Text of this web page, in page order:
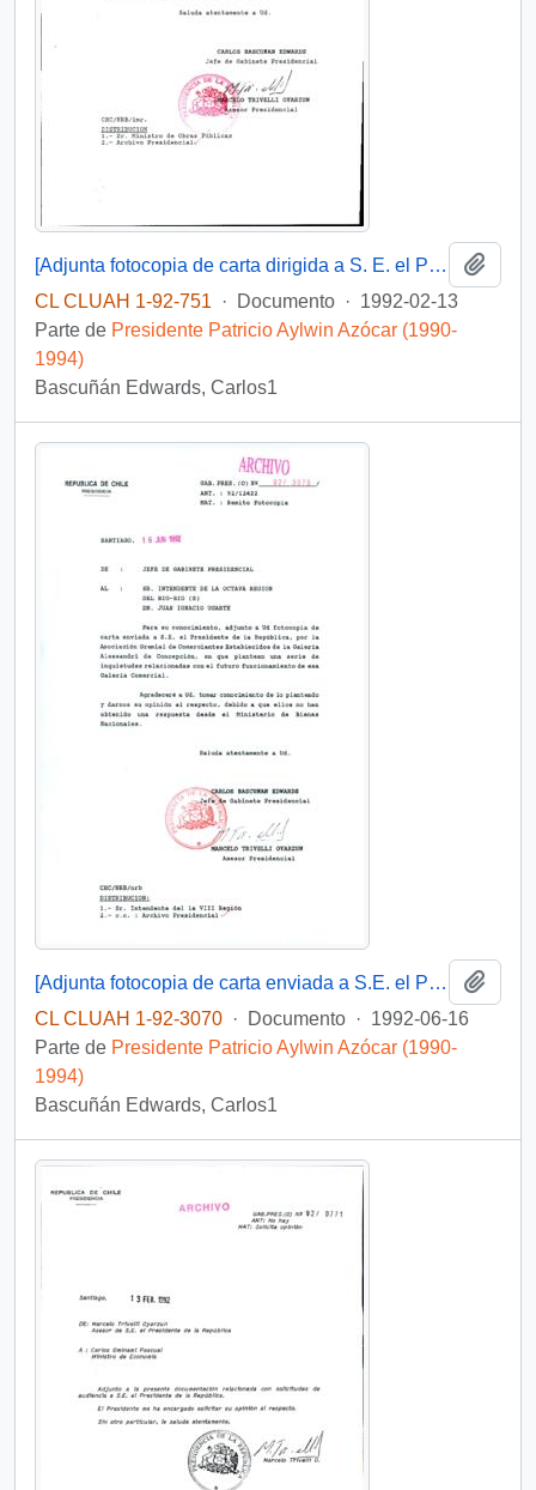
[Adjunta fotocopia de carta dirigida a S. E. el Presidente de la República, enviada por distintas Asociaciones Gremiales de transportistas de Coquimbo]
CL CLUAH 1-92-751
· Documento · 1992-02-13
Parte de Presidente Patricio Aylwin Azócar (1990-
1994)
Bascuñán Edwards, Carlos1
[Adjunta fotocopia de carta enviada a S.E. el Presidente de la República]
CL CLUAH 1-92-3070 · Documento · 1992-06-16
Parte de Presidente Patricio Aylwin Azócar (1990-
1994)
Bascuñán Edwards, Carlos1